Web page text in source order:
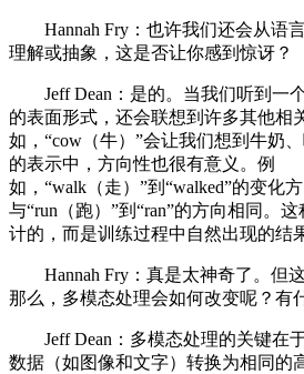
Hannah Fry：也许我们还会从语
理解或抽象，这是否让你感到惊讶？
Jeff Dean：是的。当我们听到一
的表面形式，还会联想到许多其他相
如，“cow（牛）”会让我们想到牛奶
的表示中，方向性也很有意义。例
如，“walk（走）”到“walked”的变化
与“run（跑）”到“ran”的方向相同。
计的，而是训练过程中自然出现的结
Hannah Fry：真是太神奇了。但这
那么，多模态处理会如何改变呢？有
Jeff Dean：多模态处理的关键在
数据（如图像和文字）转换为相同的